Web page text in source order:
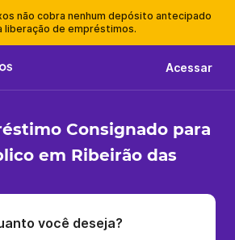
não cobra nenhum depósito antecipado
liberação de empréstimos.
Acessar
Consignado para
em Ribeirão das
você deseja?